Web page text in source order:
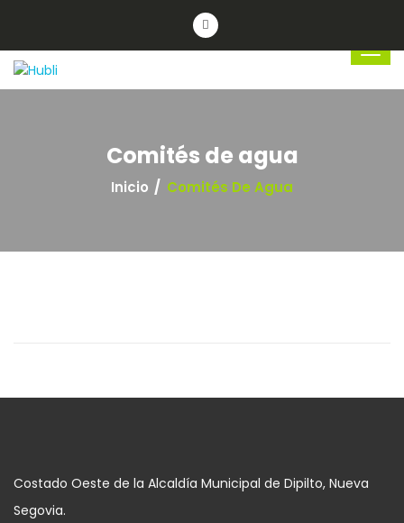
Comités de agua
Inicio Comités De Agua
Costado Oeste de la Alcaldía Municipal de Dipilto, Nueva
Segovia.